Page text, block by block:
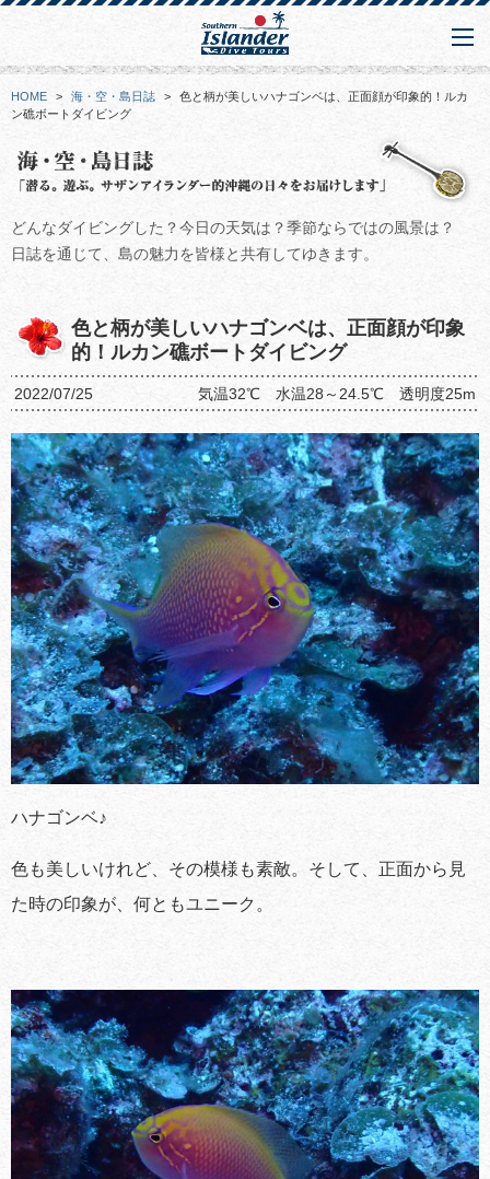
HOME > 海・空・島日誌 >
色と柄が美しいハナゴンベは、正面顔が印象的！ルカ
ン礁ボートダイビング
どんなダイビングした？今日の天気は？季節ならではの風景は？
日誌を通じて、島の魅力を皆様と共有してゆきます。
色と柄が美しいハナゴンベは、正面顔が印象
的！ルカン礁ボートダイビング
2022/07/25 気温32℃ 水温28～24.5℃ 透明度25m
ハナゴンベ♪
色も美しいけれど、その模様も素敵。そして、正面から見
た時の印象が、何ともユニーク。